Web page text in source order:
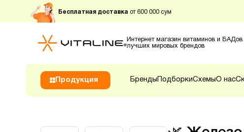
Бесплатная доставка от 600 000 сум
Интернет магазин витаминов и БАДов
лучших мировых брендов
Продукция Бренды ПодборкиСхемыО нас